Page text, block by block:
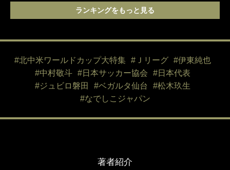
ランキングをもっと見る
#北中米ワールドカップ大特集 #Ｊリーグ
#伊東純也
#中村敬斗
#日本サッカー協会
#日本代表
#ジュビロ磐田
#ベガルタ仙台
#松木玖生
#なでしこジャパン
著者紹介